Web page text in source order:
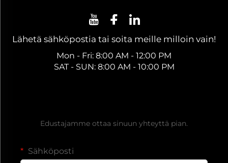
Lähetä sähköpostia tai soita meille milloin vain!
Mon - Fri: 8:00 AM - 12:00 PM
SAT - SUN: 8:00 AM - 10:00 PM
Edustajamme ottaa sinuun yhteyttä pian.
Sähköposti